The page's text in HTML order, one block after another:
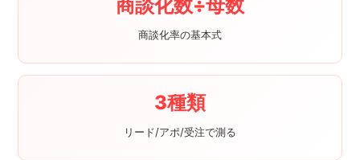
商談化数÷母数
商談化率の基本式
3種類
リード/アポ/受注で測る